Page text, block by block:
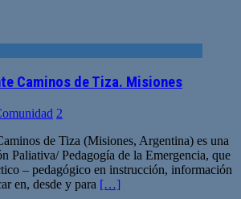
Caminos de Tiza. Misiones
2
de Tiza (Misiones, Argentina) es una
Paliativa/ Pedagogía de la Emergencia, que
– pedagógico en instrucción, información
en, desde y para […]